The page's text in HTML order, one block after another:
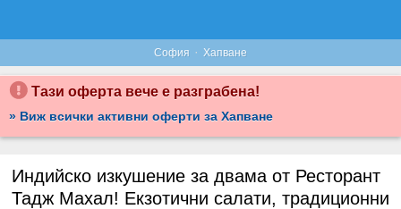
София · Хапване
Тази оферта вече е разграбена!
» Виж всички активни оферти за Хапване
Индийско изкушение за двама от Ресторант
Тадж Махал! Екзотични салати, традиционни